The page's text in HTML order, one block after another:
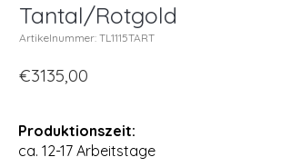
Tantal/Rotgold
Artikelnummer: TL1115TART
€3135,00
Produktionszeit:
ca. 12-17 Arbeitstage